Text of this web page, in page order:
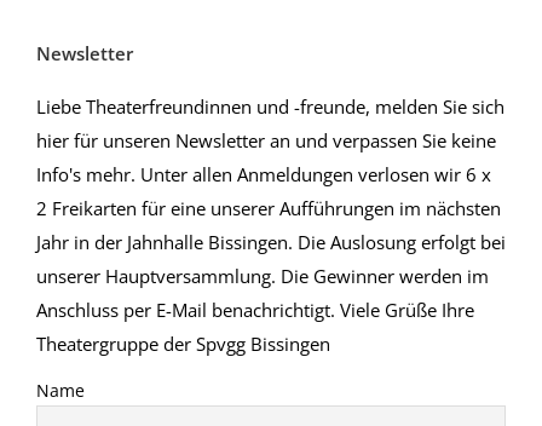
Newsletter
Liebe Theaterfreundinnen und -freunde, melden Sie sich
hier für unseren Newsletter an und verpassen Sie keine
Info's mehr. Unter allen Anmeldungen verlosen wir 6 x
2 Freikarten für eine unserer Aufführungen im nächsten
Jahr in der Jahnhalle Bissingen. Die Auslosung erfolgt bei
unserer Hauptversammlung. Die Gewinner werden im
Anschluss per E-Mail benachrichtigt. Viele Grüße Ihre
Theatergruppe der Spvgg Bissingen
Name